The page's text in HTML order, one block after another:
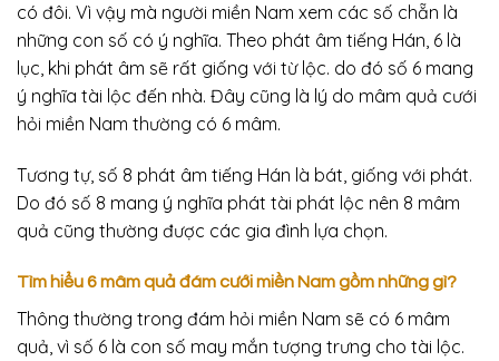
có đôi. Vì vậy mà người miền Nam xem các số chẵn là
những con số có ý nghĩa. Theo phát âm tiếng Hán, 6 là
lục, khi phát âm sẽ rất giống với từ lộc. do đó số 6 mang
ý nghĩa tài lộc đến nhà. Đây cũng là lý do mâm quả cưới
hỏi miền Nam thường có 6 mâm.
Tương tự, số 8 phát âm tiếng Hán là bát, giống với phát.
Do đó số 8 mang ý nghĩa phát tài phát lộc nên 8 mâm
quả cũng thường được các gia đình lựa chọn.
Tìm hiểu 6 mâm quả đám cưới miền Nam gồm những gì?
Thông thường trong đám hỏi miền Nam sẽ có 6 mâm
quả, vì số 6 là con số may mắn tượng trưng cho tài lộc.